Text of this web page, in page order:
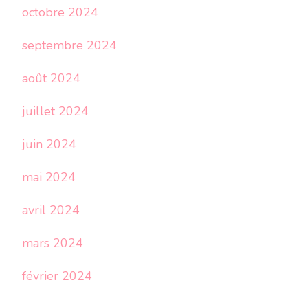
octobre 2024
septembre 2024
août 2024
juillet 2024
juin 2024
mai 2024
avril 2024
mars 2024
février 2024